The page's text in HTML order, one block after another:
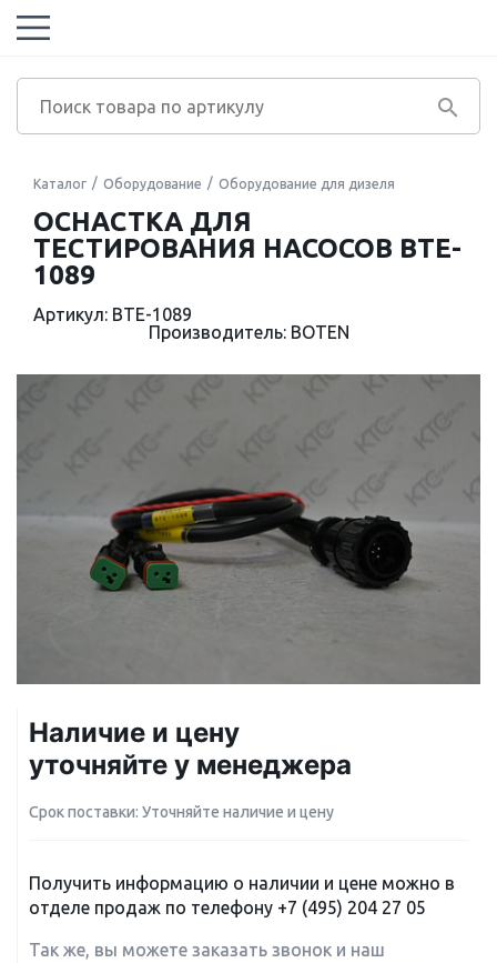
Каталог Оборудование Оборудование для дизеля
ОСНАСТКА ДЛЯ
ТЕСТИРОВАНИЯ НАСОСОВ BTE-
1089
Артикул: BTE-1089
Производитель: BOTEN
Наличие и цену
уточняйте у менеджера
Срок поставки: Уточняйте наличие и цену
Получить информацию о наличии и цене можно в
отделе продаж по телефону +7 (495) 204 27 05
Так же, вы можете заказать звонок и наш